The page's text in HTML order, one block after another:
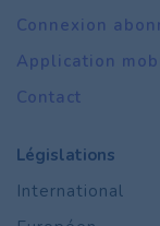
Connexion
Application
Contact
Législations
International